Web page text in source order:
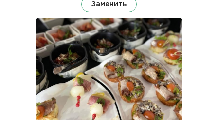
Заменить